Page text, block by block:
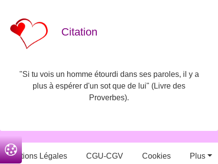
Citation
"Si tu vois un homme étourdi dans ses paroles, il y a
plus à espérer d'un sot que de lui" (Livre des
Proverbes).
Mentions Légales CGU-CGV Cookies Plus